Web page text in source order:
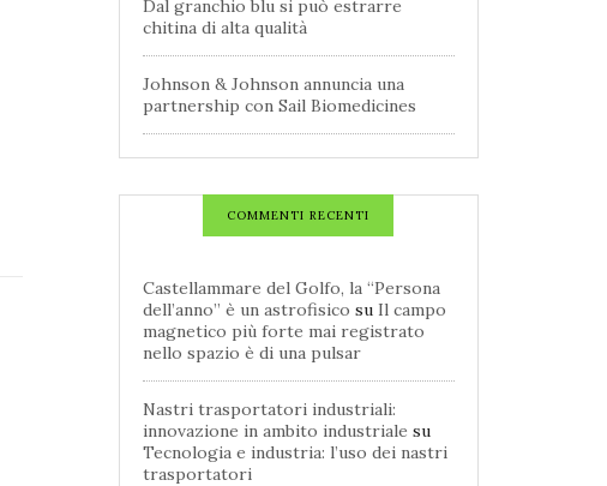
Dal granchio blu si può estrarre
chitina di alta qualità
Johnson & Johnson annuncia una
partnership con Sail Biomedicines
COMMENTI RECENTI
Castellammare del Golfo, la “Persona
dell’anno” è un astrofisico su Il campo
magnetico più forte mai registrato
nello spazio è di una pulsar
Nastri trasportatori industriali:
innovazione in ambito industriale su
Tecnologia e industria: l’uso dei nastri
trasportatori